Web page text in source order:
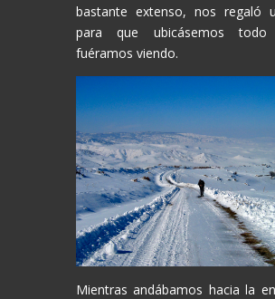
bastante extenso, nos regaló
para que ubicásemos
fuéramos viendo.
Mientras andábamos hacia la